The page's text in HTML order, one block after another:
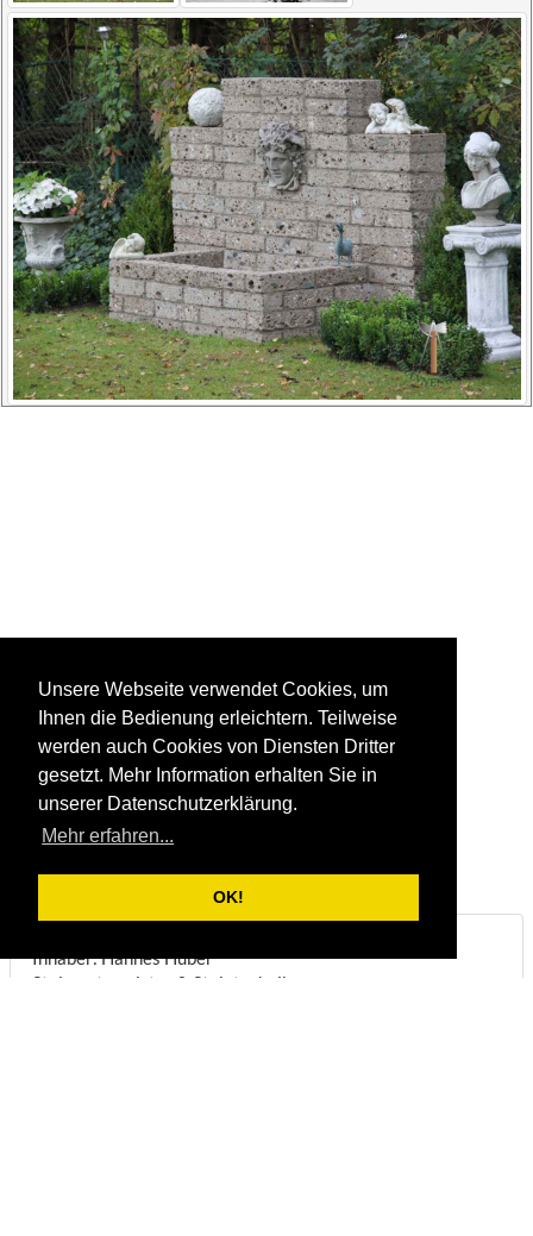
Unsere Webseite verwendet Cookies, um
Ihnen die Bedienung erleichtern. Teilweise
werden auch Cookies von Diensten Dritter
gesetzt. Mehr Information erhalten Sie in
unserer Datenschutzerklärung.
Mehr erfahren...
OK!
Inhaber: Hannes Huber
Steinmetzmeister & Steintechniker